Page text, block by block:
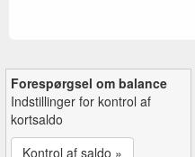
Forespørgsel om balance
Indstillinger for kontrol af
kortsaldo
Kontrol af saldo »